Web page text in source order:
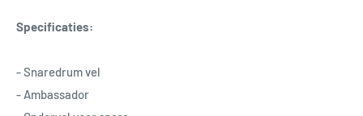
Specificaties:
- Snaredrum vel
- Ambassador